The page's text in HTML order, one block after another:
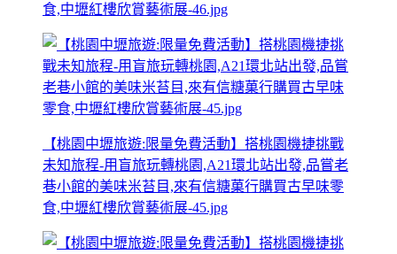
食,中壢紅樓欣賞藝術展-46.jpg
【桃園中壢旅遊:限量免費活動】搭桃園機捷挑戰
未知旅程-用盲旅玩轉桃園,A21環北站出發,品嘗老
巷小館的美味米苔目,來有信糖菓行購買古早味零
食,中壢紅樓欣賞藝術展-45.jpg